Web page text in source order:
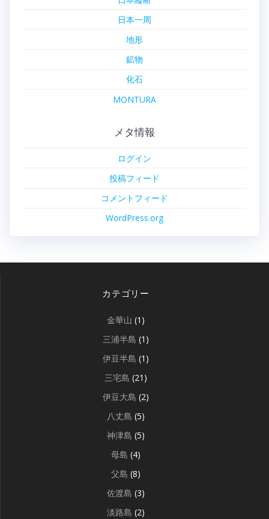
日本一周
地形
鉱物
化石
MONTURA
メタ情報
ログイン
投稿フィード
コメントフィード
WordPress.org
カテゴリー
金華山 (1)
三浦半島 (1)
伊豆半島 (1)
三宅島 (21)
伊豆大島 (2)
八丈島 (5)
神津島 (5)
母島 (4)
父島 (8)
佐渡島 (3)
淡路島 (2)